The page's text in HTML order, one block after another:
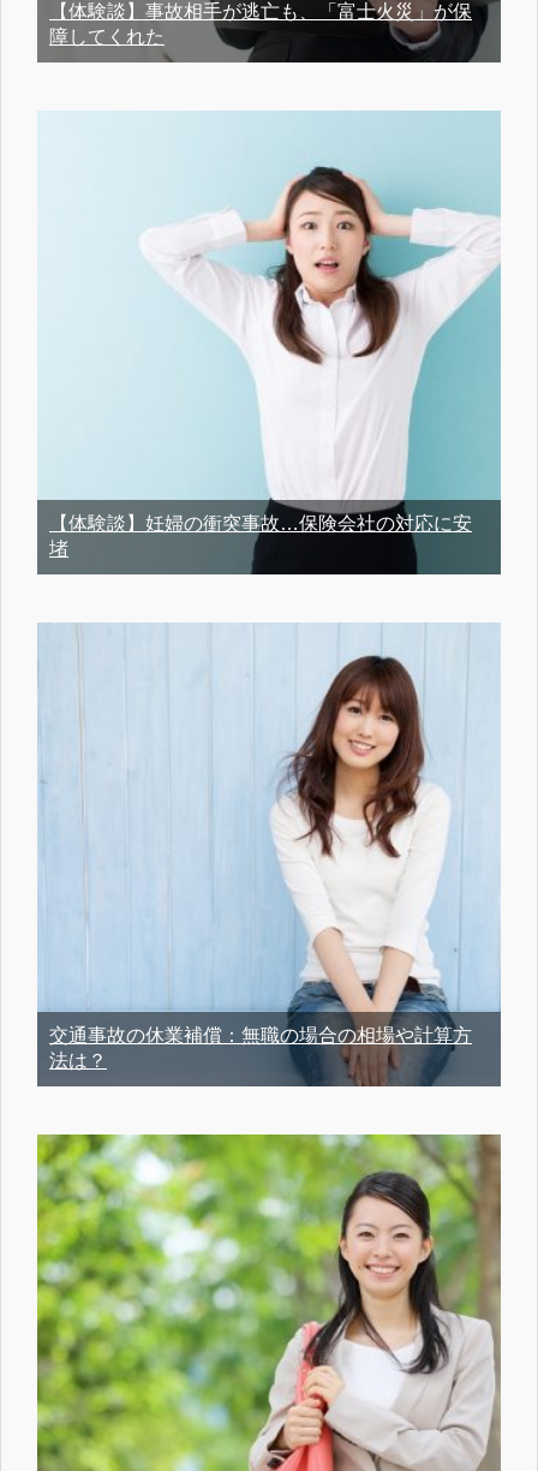
【体験談】事故相手が逃亡も、「富士火災」が保
障してくれた
【体験談】妊婦の衝突事故…保険会社の対応に安
堵
交通事故の休業補償：無職の場合の相場や計算方
法は？